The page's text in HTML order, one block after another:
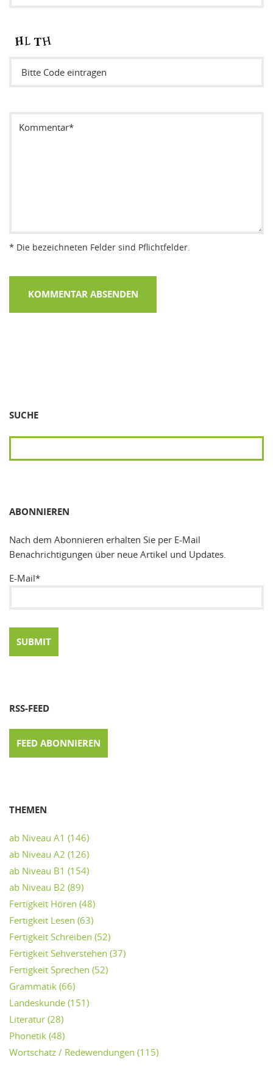
* Die bezeichneten Felder sind Pflichtfelder.
SUCHE
ABONNIEREN
Nach dem Abonnieren erhalten Sie per E-Mail
Benachrichtigungen über neue Artikel und Updates.
E-Mail*
RSS-FEED
FEED ABONNIEREN
THEMEN
ab Niveau A1 (146)
ab Niveau A2 (126)
ab Niveau B1 (154)
ab Niveau B2 (89)
Fertigkeit Hören (48)
Fertigkeit Lesen (63)
Fertigkeit Schreiben (52)
Fertigkeit Sehverstehen (37)
Fertigkeit Sprechen (52)
Grammatik (66)
Landeskunde (151)
Literatur (28)
Phonetik (48)
Wortschatz / Redewendungen (115)